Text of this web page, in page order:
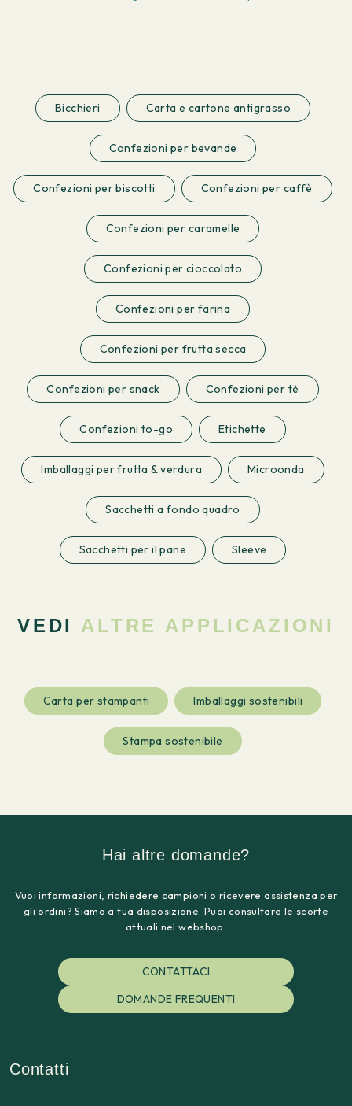
Bicchieri Carta e cartone antigrasso
Confezioni per bevande
Confezioni per biscotti Confezioni per caffè
Confezioni per caramelle
Confezioni per cioccolato
Confezioni per farina
Confezioni per frutta secca
Confezioni per snack Confezioni per tè
Confezioni to-go Etichette
Imballaggi per frutta & verdura Microonda
Sacchetti a fondo quadro
Sacchetti per il pane Sleeve
VEDI ALTRE APPLICAZIONI
Carta per stampanti Imballaggi sostenibili
Stampa sostenibile
Hai altre domande?
Vuoi informazioni, richiedere campioni o ricevere assistenza per
gli ordini? Siamo a tua disposizione. Puoi consultare le scorte
attuali nel webshop.
CONTATTACI
DOMANDE FREQUENTI
Contatti